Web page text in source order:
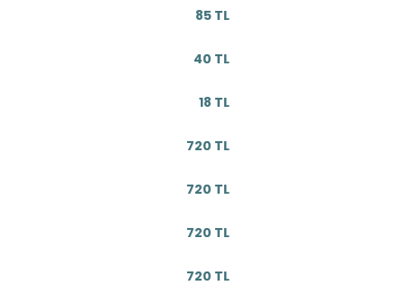
85 TL
40 TL
18 TL
720 TL
720 TL
720 TL
720 TL